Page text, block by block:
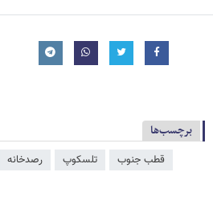
برچسب‌ها
قطب جنوب تلسکوپ رصدخانه